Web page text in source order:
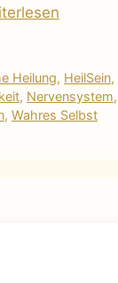
Heilung, HeilSein,
, Nervensystem,
, Wahres Selbst